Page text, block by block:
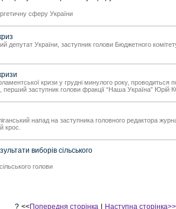
сферу України
України, заступник голови Бюджетного
кризи у грудні минулого року, проводиться
перший заступник голови фракції “Наша Україна”
напад на заступника головного редактора
крос.
виборів сільського
голови
? <<Попередня сторінка Наступна сторінка>>